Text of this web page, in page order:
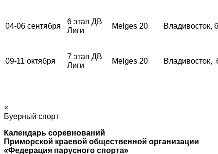
04-06 сентября
6 этап ДВ
Лиги
Melges 20 Владивосток,
09-11 октября
7 этап ДВ
Лиги
Melges 20 Владивосток,
×
Буерный спорт
Календарь соревнований
Приморской краевой общественной организации
«Федерация парусного спорта»